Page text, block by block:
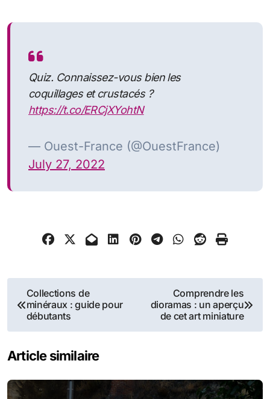
Quiz. Connaissez-vous bien les
coquillages et crustacés ?
https://t.co/ERCjXYohtN
— Ouest-France (@OuestFrance)
July 27, 2022
Navigation
de
Collections de
minéraux : guide pour
débutants
Comprendre les
dioramas : un aperçu
de cet art miniature
Article similaire